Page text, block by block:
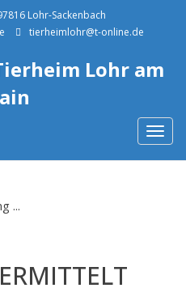
Lohr-Sackenbach
tierheimlohr@t-online.de
Lohr am